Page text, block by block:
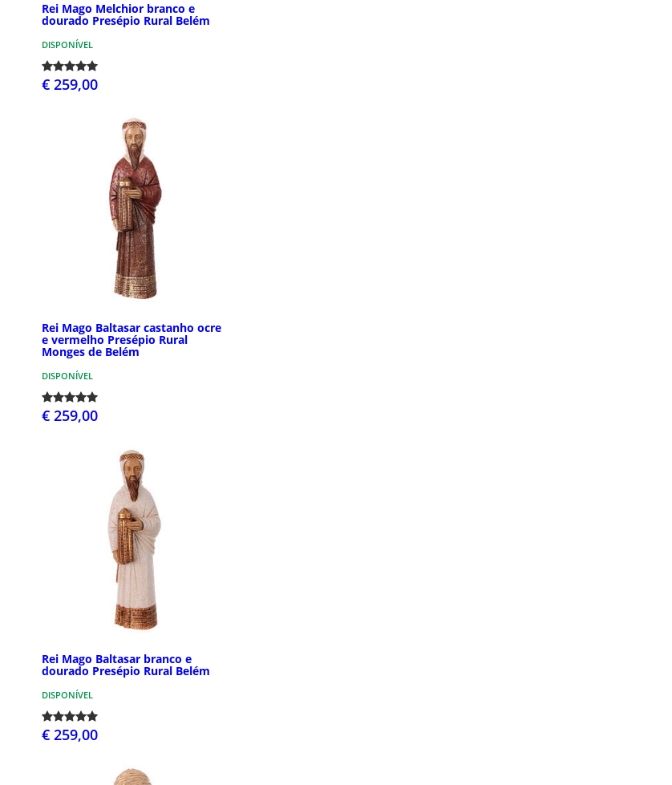
Rei Mago Melchior branco e
dourado Presépio Rural Belém
DISPONÍVEL
€ 259,00
Rei Mago Baltasar castanho ocre
e vermelho Presépio Rural
Monges de Belém
DISPONÍVEL
€ 259,00
Rei Mago Baltasar branco e
dourado Presépio Rural Belém
DISPONÍVEL
€ 259,00